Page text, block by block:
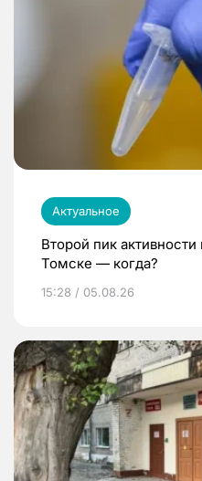
Актуальное
Второй пик
Томске — когда?
15:28 / 05.08.26